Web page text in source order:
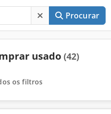
Procurar
usado (42)
os filtros